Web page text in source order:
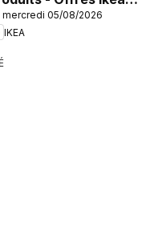
mercredi 05/08/2026
IKEA